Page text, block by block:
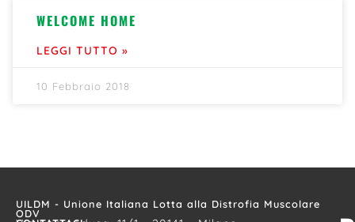
WELCOME HOME
LEGGI TUTTO »
10 Febbraio 2018
UILDM - Unione Italiana Lotta alla Distrofia Muscolare
ODV